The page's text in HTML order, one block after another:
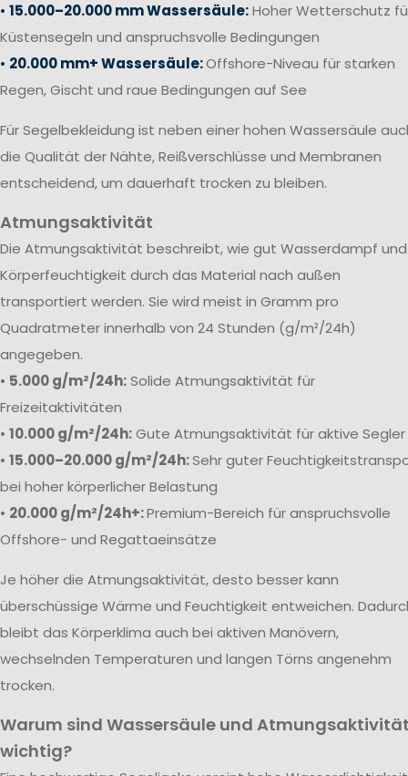
• 15.000–20.000 mm Wassersäule:Hoher Wetterschutz
Küstensegeln und anspruchsvolle Bedingungen
• 20.000 mm+ Wassersäule:Offshore-Niveau für starken
Regen, Gischt und raue Bedingungen auf See
Für Segelbekleidung ist neben einer hohen Wassersäule
die Qualität der Nähte, Reißverschlüsse und Membranen
entscheidend, um dauerhaft trocken zu bleiben.
Atmungsaktivität
Die Atmungsaktivität beschreibt, wie gut Wasserdampf und
Körperfeuchtigkeit durch das Material nach außen
transportiert werden. Sie wird meist in Gramm pro
Quadratmeter innerhalb von 24 Stunden (g/m²/24h)
angegeben.
• 5.000 g/m²/24h:Solide Atmungsaktivität für
Freizeitaktivitäten
• 10.000 g/m²/24h:Gute Atmungsaktivität für aktive Segler
• 15.000–20.000 g/m²/24h:Sehr guter
bei hoher körperlicher Belastung
• 20.000 g/m²/24h+:Premium-Bereich für anspruchsvolle
Offshore- und Regattaeinsätze
Je höher die Atmungsaktivität, desto besser kann
überschüssige Wärme und Feuchtigkeit entweichen.
bleibt das Körperklima auch bei aktiven Manövern,
wechselnden Temperaturen und langen Törns angenehm
trocken.
Warum sind Wassersäule und
wichtig?